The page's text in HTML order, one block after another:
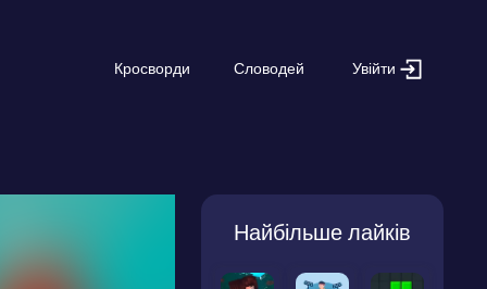
Кросворди Словодей Увійти
Найбільше лайків